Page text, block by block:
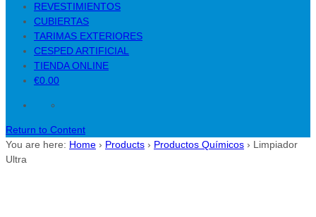
REVESTIMIENTOS
CUBIERTAS
TARIMAS EXTERIORES
CESPED ARTIFICIAL
TIENDA ONLINE
€0.00
Return to Content
You are here: Home › Products › Productos Químicos › Limpiador
Ultra